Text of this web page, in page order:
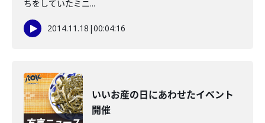
ちをしていたミニ...
2014.11.18 |00:04:16
いいお産の日にあわせたイベント
開催